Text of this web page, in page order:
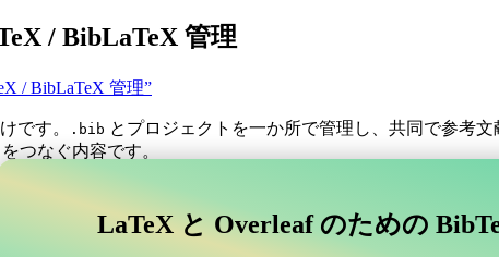
/ BibLaTeX 管理
/ BibLaTeX 管理”
です。 .bib とプロジェクトを一か所で管理し、共同で参考文
つなぐ内容です。
るコラボレーティブなオンラインツールを探してい
に接続するコラボレーティブなオンラインツールを探していま
LaTeX と Overleaf のための